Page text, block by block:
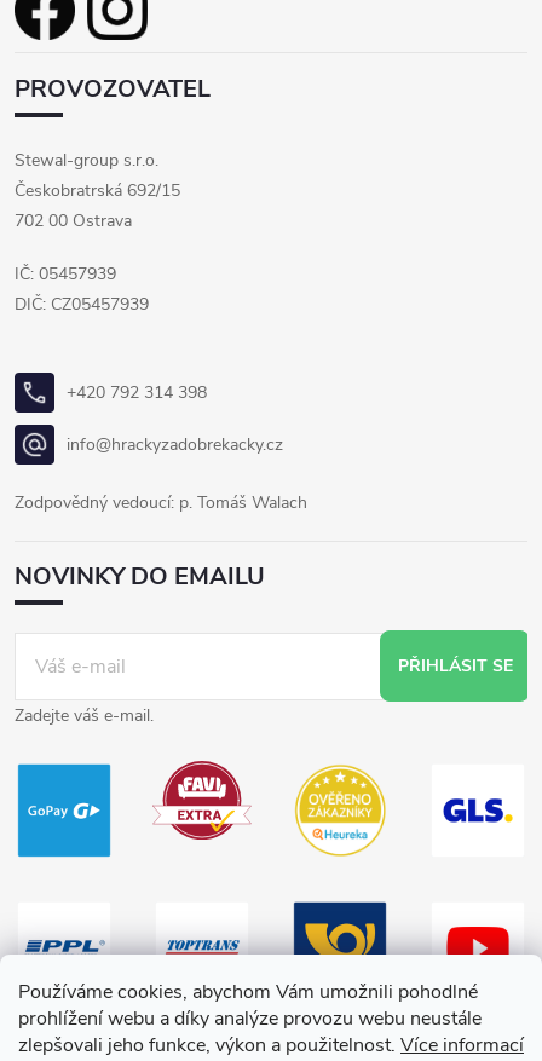
Používáme cookies, abychom Vám umožnili pohodlné
prohlížení webu a díky analýze provozu webu neustále
zlepšovali jeho funkce, výkon a použitelnost. Více informací
PROVOZOVATEL
Stewal-group s.r.o.
Českobratrská 692/15
702 00 Ostrava
IČ: 05457939
DIČ: CZ05457939
+420 792 314 398
info@hrackyzadobrekacky.cz
Zodpovědný vedoucí: p. Tomáš Walach
NOVINKY DO EMAILU
PŘIHLÁSIT SE
Zadejte váš e-mail.